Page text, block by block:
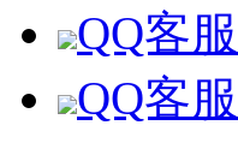
QQ客服
QQ客服